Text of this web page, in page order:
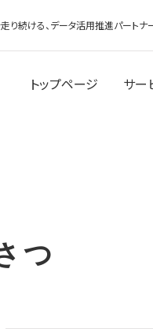
続ける、データ活用推進パートナ
トップページ サー
つ